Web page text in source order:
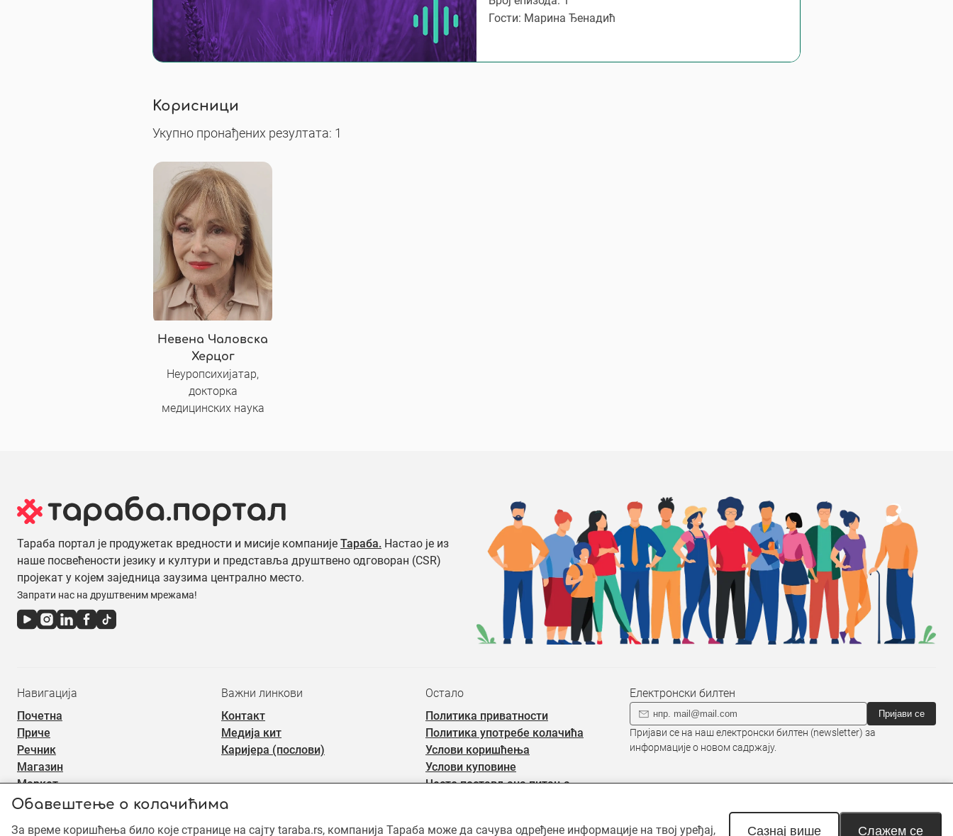
Гости: Марина Ђенадић
Корисници
Укупно пронађених резултата: 1
Невена Чаловска
Херцог
Неуропсихијатар,
докторка
медицинских наука
Обавештење о колачићима
За време коришћења било које странице на сајту taraba.rs, компанија Тараба може да сачува одређене информације на твој уређај, Сазнај више Слажем се
Тараба портал је продужетак вредности и мисије компаније Тараба. Настао је из
наше посвећености језику и култури и представља друштвено одговоран (CSR)
пројекат у којем заједница заузима централно место.
Запрати нас на друштвеним мрежама!
Навигација
Почетна
Приче
Речник
Магазин
Маркет
Важни линкови
Контакт
Медија кит
Каријера (послови)
Остало
Политика приватности
Политика употребе колачића
Услови коришћења
Услови куповине
Често постављана питања
Електронски билтен
Пријави се
Пријави се на наш електронски билтен (newsletter) за
информације о новом садржају.
©2019 - 2026 Тараба доо. Сва права задржана. Садржај је заштићен ауторским правима и власништво је Тараба доо, осим када је наведено другачије. Неовлашћена